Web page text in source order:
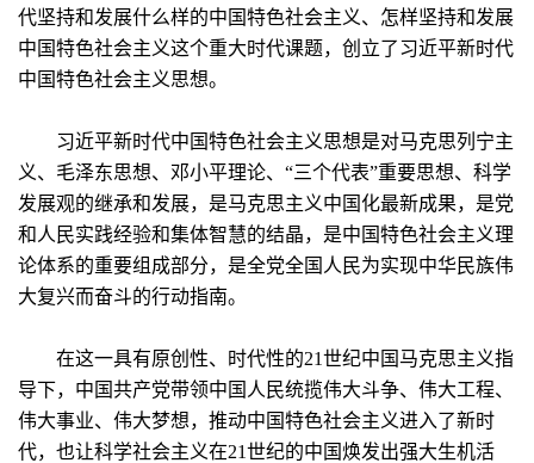
代坚持和发展什么样的中国特色社会主义、怎样坚持和发展
中国特色社会主义这个重大时代课题，创立了习近平新时代
中国特色社会主义思想。
习近平新时代中国特色社会主义思想是对马克思列宁主
义、毛泽东思想、邓小平理论、“三个代表”重要思想、科学
发展观的继承和发展，是马克思主义中国化最新成果，是党
和人民实践经验和集体智慧的结晶，是中国特色社会主义理
论体系的重要组成部分，是全党全国人民为实现中华民族伟
大复兴而奋斗的行动指南。
在这一具有原创性、时代性的21世纪中国马克思主义指
导下，中国共产党带领中国人民统揽伟大斗争、伟大工程、
伟大事业、伟大梦想，推动中国特色社会主义进入了新时
代，也让科学社会主义在21世纪的中国焕发出强大生机活